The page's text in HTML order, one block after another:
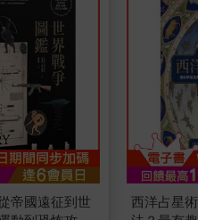
帝國遠征到世
西洋占星